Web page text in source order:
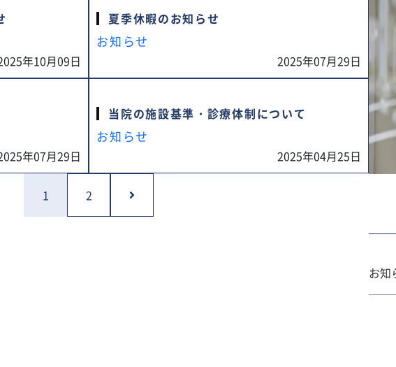
年10月09日
夏季休暇のお知らせ
お知らせ
2025年07月29日
年07月29日
当院の施設基準・診療体制について
お知らせ
2025年04月25日
1 2
お知